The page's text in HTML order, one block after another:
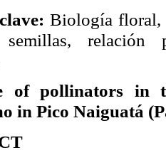
Biología
relación
of pollinators in
in Pico Naiguatá (